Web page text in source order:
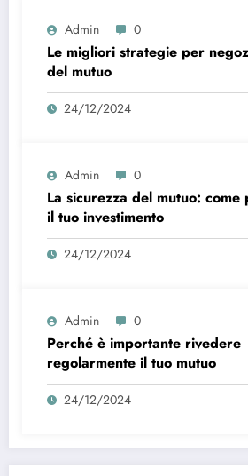
Admin 0
Le migliori strategie per
del mutuo
24/12/2024
Admin 0
La sicurezza del mutuo:
il tuo investimento
24/12/2024
Admin 0
Perché è importante rivedere
regolarmente il tuo mutuo
24/12/2024